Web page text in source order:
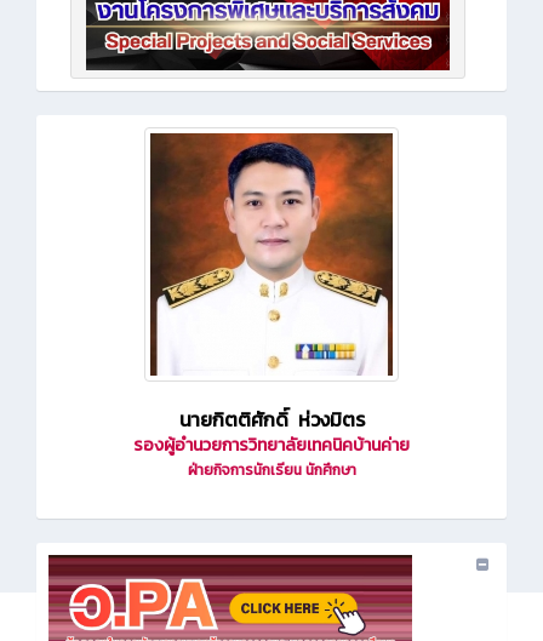
นายกิตติศักดิ์ ห่วงมิตร
รองผู้อำนวยการวิทยาลัยเทคนิคบ้านค่าย
ฝ่ายกิจการนักเรียน นักศึกษา